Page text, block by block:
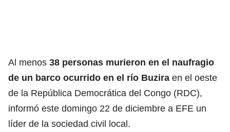
Al menos 38 personas murieron en el naufragio
de un barco ocurrido en el río Buzira en el oeste
de la República Democrática del Congo (RDC),
informó este domingo 22 de diciembre a EFE un
líder de la sociedad civil local.